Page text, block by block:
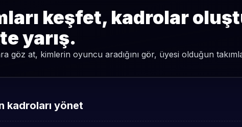
keşfet, kadrolar
yarış.
göz at, kimlerin oyuncu aradığını gör, üyesi olduğun
kadroları yönet